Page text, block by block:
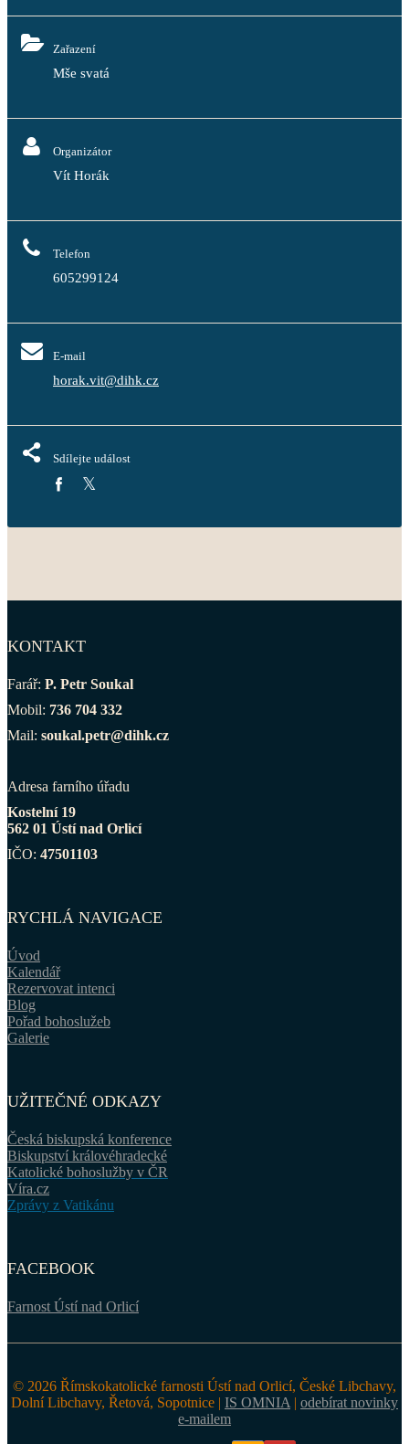
Zařazení
Mše svatá
Organizátor
Vít Horák
Telefon
605299124
E-mail
horak.vit@dihk.cz
Sdílejte událost
KONTAKT
Farář: P. Petr Soukal
Mobil: 736 704 332
Mail: soukal.petr@dihk.cz
Adresa farního úřadu
Kostelní 19
562 01 Ústí nad Orlicí
IČO: 47501103
RYCHLÁ NAVIGACE
Úvod
Kalendář
Rezervovat intenci
Blog
Pořad bohoslužeb
Galerie
UŽITEČNÉ ODKAZY
Česká biskupská konference
Biskupství královéhradecké
Katolické bohoslužby v ČR
Víra.cz
Zprávy z Vatikánu
FACEBOOK
Farnost Ústí nad Orlicí
© 2026 Římskokatolické farnosti Ústí nad Orlicí, České Libchavy,
Dolní Libchavy, Řetová, Sopotnice | IS OMNIA | odebírat novinky
e-mailem